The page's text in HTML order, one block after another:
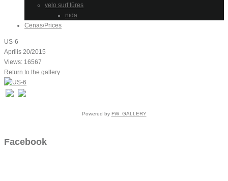
velo surf tūres
nida
Cenas/Prices
US-6
Aprīlis 20/2015
Views: 16567
Return to the gallery
Powered by FW_GALLERY
Facebook